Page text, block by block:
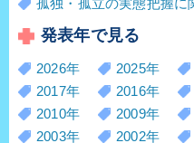
発表年で見る
2026年 2025年
2017年
2016年
2010年
2009年
2003年
2002年